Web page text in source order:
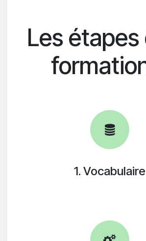
Les étapes
1. Vocabulaire